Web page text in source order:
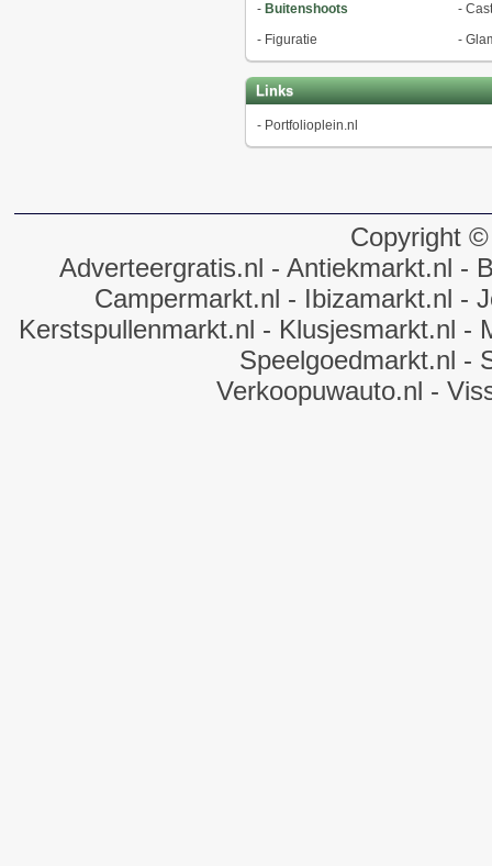
- Buitenshoots -
- Figuratie -
Links
- Portfolioplein.nl
Copyright
Adverteergratis.nl - Antiekmarkt.nl -
Campermarkt.nl - Ibizamarkt.nl -
Kerstspullenmarkt.nl - Klusjesmarkt.nl -
Speelgoedmarkt.nl -
Verkoopuwauto.nl -